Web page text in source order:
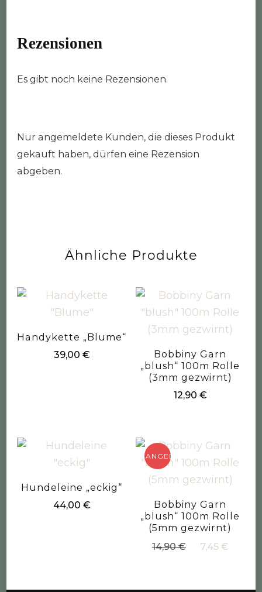
Rezensionen
Es gibt noch keine Rezensionen.
Nur angemeldete Kunden, die dieses Produkt
gekauft haben, dürfen eine Rezension
abgeben.
Ähnliche Produkte
Handykette „Blume“
39,00 €
Bobbiny Garn
„blush“ 100m Rolle
(3mm gezwirnt)
12,90 €
Hundeleine „eckig“
44,00 €
ANGEBOT!
Bobbiny Garn
„blush“ 100m Rolle
(5mm gezwirnt)
14,90€ 7,45 €